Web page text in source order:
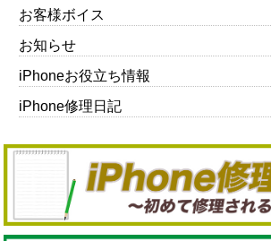
お客様ボイス
お知らせ
iPhoneお役立ち情報
iPhone修理日記